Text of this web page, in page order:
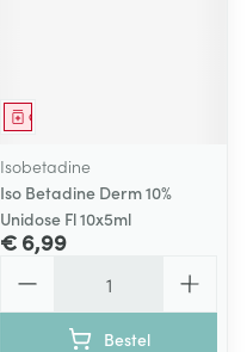
Geneesmiddel
Isobetadine
Iso Betadine Derm 10%
Unidose Fl 10x5ml
€ 6,99
Bestel